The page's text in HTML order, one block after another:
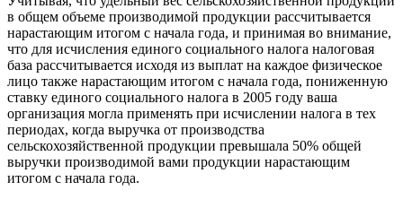
в общем объеме производимой продукции рассчитывается
нарастающим итогом с начала года, и принимая во внимание,
что для исчисления единого социального налога налоговая
база рассчитывается исходя из выплат на каждое физическое
лицо также нарастающим итогом с начала года, пониженную
ставку единого социального налога в 2005 году ваша
организация могла применять при исчислении налога в тех
периодах, когда выручка от производства
сельскохозяйственной продукции превышала 50% общей
выручки производимой вами продукции нарастающим
итогом с начала года.